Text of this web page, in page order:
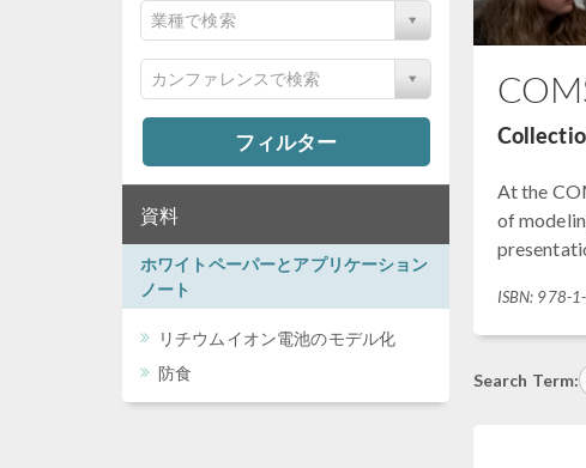
業種で検索
カンファレンスで検索
フィルター
資料
ホワイトペーパーとアプリケーション
ノート
リチウムイオン電池のモデル化
防食
At the
of
ISBN: 978-
Search Term: